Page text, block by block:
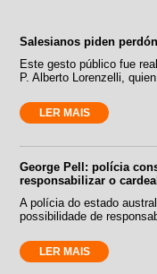
Salesianos piden
Este gesto público fue
P. Alberto Lorenzelli,
LER MAIS
George Pell: polícia
responsabilizar o
A polícia do estado
possibilidade de
LER MAIS